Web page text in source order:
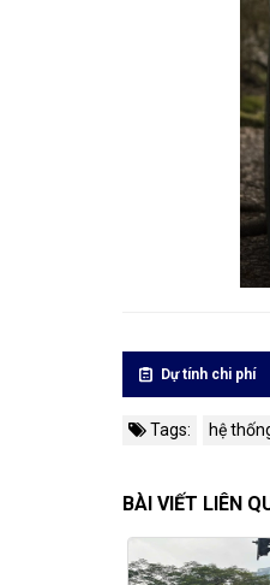
Dự tính chi phí
Tags: hệ
BÀI VIẾT LIÊN